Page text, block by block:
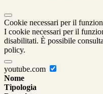
Cookie necessari per il
I cookie necessari per il
disabilitati. È possibile
policy.
youtube.com
Nome
Tipologia